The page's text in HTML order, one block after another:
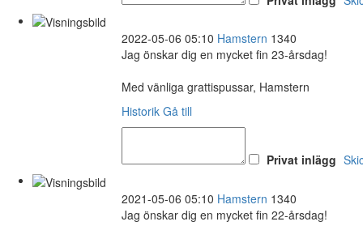
2022-05-06 05:10 Hamstern 1340
Jag önskar dig en mycket fin 23-årsdag!
Med vänliga grattispussar, Hamstern
Historik Gå till
Privat inlägg
2021-05-06 05:10 Hamstern 1340
Jag önskar dig en mycket fin 22-årsdag!